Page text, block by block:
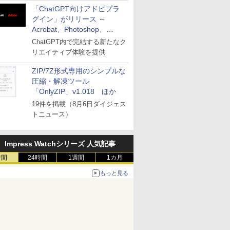
「ChatGPT向けアドビプラ
グイン」がリリース ～
Acrobat、Photoshop、
Premiereなどの機能を1つの
プラグインに統合
ChatGPT内で完結する新たなク
リエイティブ体験を提供
ZIP/7Z形式専用のシンプルな
圧縮・解凍ツール
「OnlyZIP」v1.018 ほか
19件を掲載（8月6日ダイジェス
トニュース）
Impress Watchシリーズ 人気記事
24時間 1週間 1カ月
もっと見る